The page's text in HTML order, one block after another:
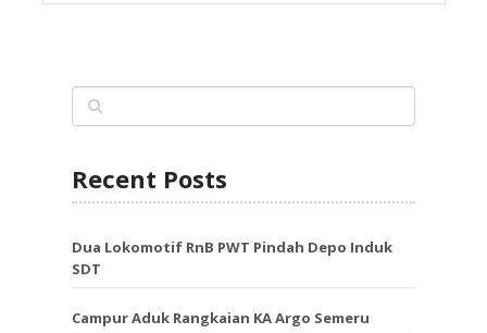
Recent Posts
Dua Lokomotif RnB PWT Pindah Depo Induk
SDT
Campur Aduk Rangkaian KA Argo Semeru